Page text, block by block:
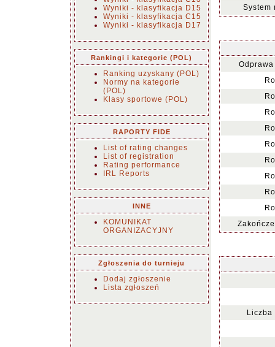
Wyniki - klasyfikacja D15
Wyniki - klasyfikacja C15
Wyniki - klasyfikacja D17
Rankingi i kategorie (POL)
Ranking uzyskany (POL)
Normy na kategorie
(POL)
Klasy sportowe (POL)
RAPORTY FIDE
List of rating changes
List of registration
Rating performance
IRL Reports
INNE
KOMUNIKAT
ORGANIZACYJNY
Zgłoszenia do turnieju
Dodaj zgłoszenie
Lista zgłoszeń
System
Liczba